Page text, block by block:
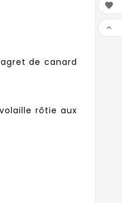
de canard
rôtie aux

